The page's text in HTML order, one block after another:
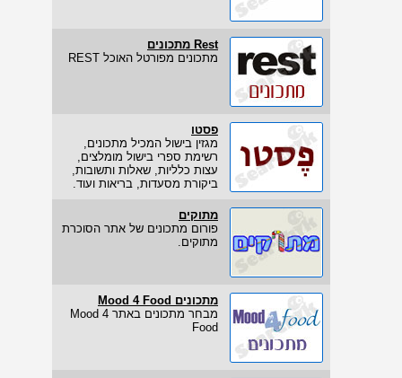
Rest מתכונים
מתכונים מפורטל האוכל REST
פסטו
מגזין בישול המכיל מתכונים,
רשימת ספרי בישול מומלצים,
עצות כלליות, שאלות ותשובות,
ביקורת מסעדות, בריאות ועוד.
מתוקים
פורום מתכונים של אתר הסוכרת
מתוקים.
מתכונים Mood 4 Food
מבחר מתכונים באתר Mood 4
Food